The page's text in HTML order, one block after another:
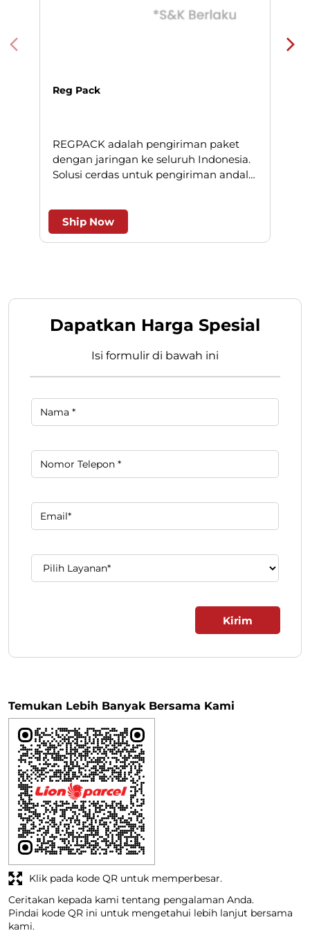
Reg Pack
REGPACK adalah pengiriman paket
dengan jaringan ke seluruh Indonesia.
Solusi cerdas untuk pengiriman andal
Ship Now
Dapatkan Harga Spesial
Isi formulir di bawah ini
Temukan Lebih Banyak Bersama Kami
Ceritakan kepada kami tentang pengalaman Anda.
Pindai kode QR ini untuk mengetahui lebih lanjut bersama
kami.
Klik pada kode QR untuk memperbesar.